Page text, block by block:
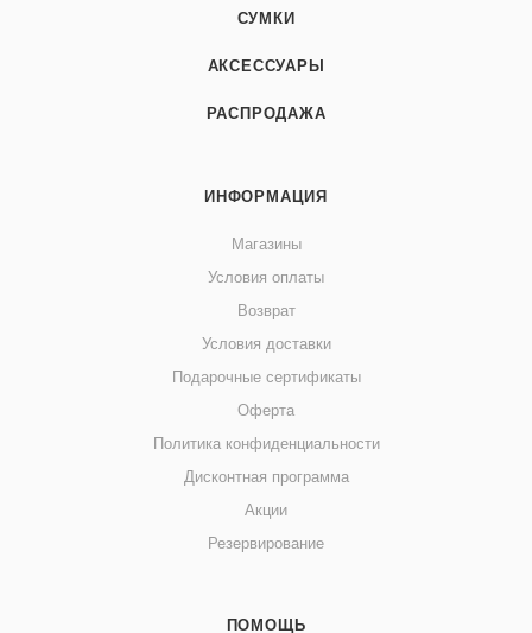
СУМКИ
АКСЕССУАРЫ
РАСПРОДАЖА
ИНФОРМАЦИЯ
Магазины
Условия оплаты
Возврат
Условия доставки
Подарочные сертификаты
Оферта
Политика конфиденциальности
Дисконтная программа
Акции
Резервирование
ПОМОЩЬ